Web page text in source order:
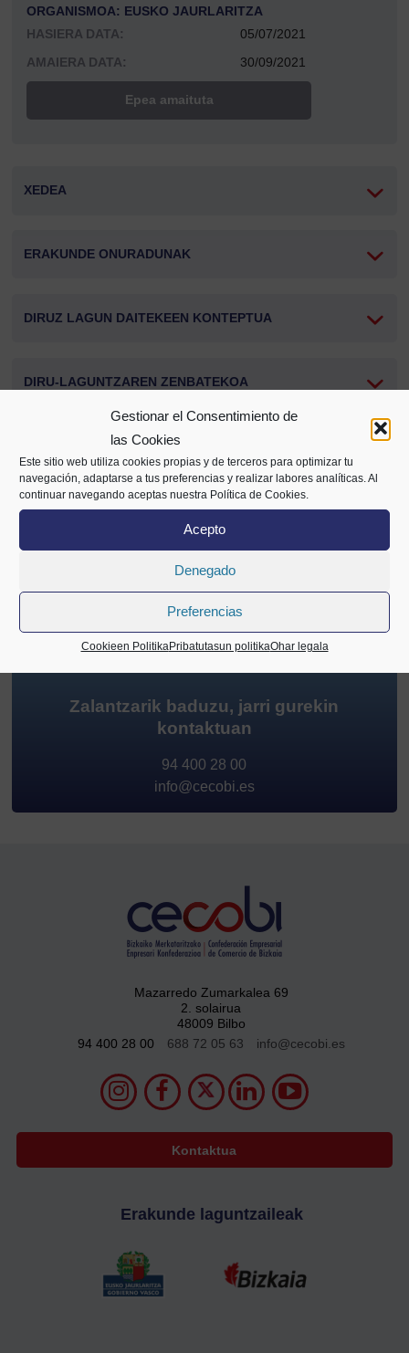
Gestionar el Consentimiento de
las Cookies
Este sitio web utiliza cookies propias y de terceros para optimizar tu
navegación, adaptarse a tus preferencias y realizar labores analíticas. Al
continuar navegando aceptas nuestra Política de Cookies.
Acepto
Denegado
Preferencias
Cookieen PolitikaPribatutasun politikaOhar legala
ORGANISMOA: EUSKO JAURLARITZA
HASIERA DATA:
05/07/2021
AMAIERA DATA:
30/09/2021
Epea amaituta
XEDEA
ERAKUNDE ONURADUNAK
DIRUZ LAGUN DAITEKEEN KONTEPTUA
DIRU-LAGUNTZAREN ZENBATEKOA
ESKABIDEAK AURKEZTEA
Zalantzarik baduzu, jarri gurekin
kontaktuan
94 400 28 00
info@cecobi.es
Mazarredo Zumarkalea 69
2. solairua
48009 Bilbo
94 400 28 00
688 72 05 63 info@cecobi.es
Kontaktua
Erakunde laguntzaileak